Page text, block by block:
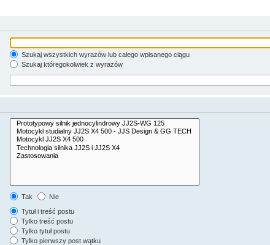
Szukaj wszystkich wyrazów lub całego wpisanego ciągu
Szukaj któregokolwiek z wyrazów
Tak
Nie
Tytuł i treść postu
Tylko treść postu
Tylko tytuł postu
Tylko pierwszy post wątku